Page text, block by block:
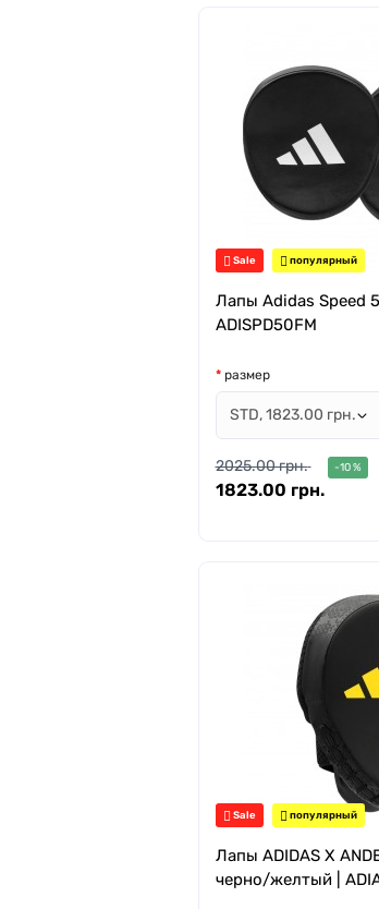
Sale популярный
Лапы Adidas Speed
ADISPD50FM
размер
2025.00 грн. -10 %
1823.00 грн.
Sale популярный
Лапы ADIDAS X
черно/желтый |